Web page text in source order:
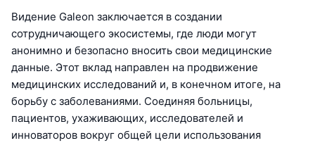
Видение Galeon заключается в создании
сотрудничающего экосистемы, где люди могут
анонимно и безопасно вносить свои медицинские
данные. Этот вклад направлен на продвижение
медицинских исследований и, в конечном итоге, на
борьбу с заболеваниями. Соединяя больницы,
пациентов, ухаживающих, исследователей и
инноваторов вокруг общей цели использования